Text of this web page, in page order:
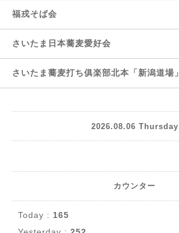
福戎そば会
さいたま日本蕎麦愛好会
さいたま蕎麦打ち俱楽部北本「新潟道場」
2026.08.06 Thursday
カウンター
Today : 165